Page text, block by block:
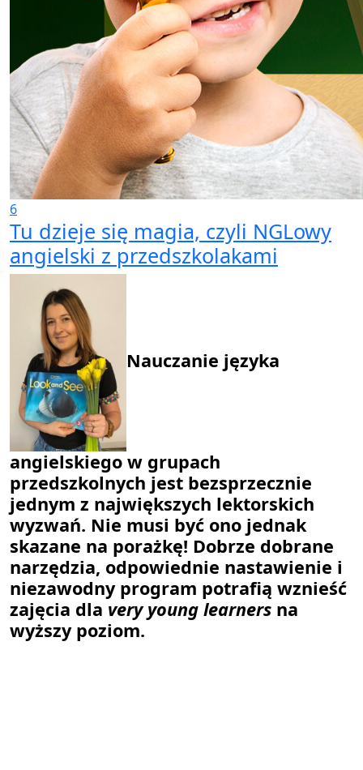
6
Tu dzieje się magia, czyli NGLowy
angielski z przedszkolakami
Nauczanie języka
angielskiego w grupach
przedszkolnych jest bezsprzecznie
jednym z największych lektorskich
wyzwań. Nie musi być ono jednak
skazane na porażkę! Dobrze dobrane
narzędzia, odpowiednie nastawienie i
niezawodny program potrafią wznieść
zajęcia dla very young learners na
wyższy poziom.